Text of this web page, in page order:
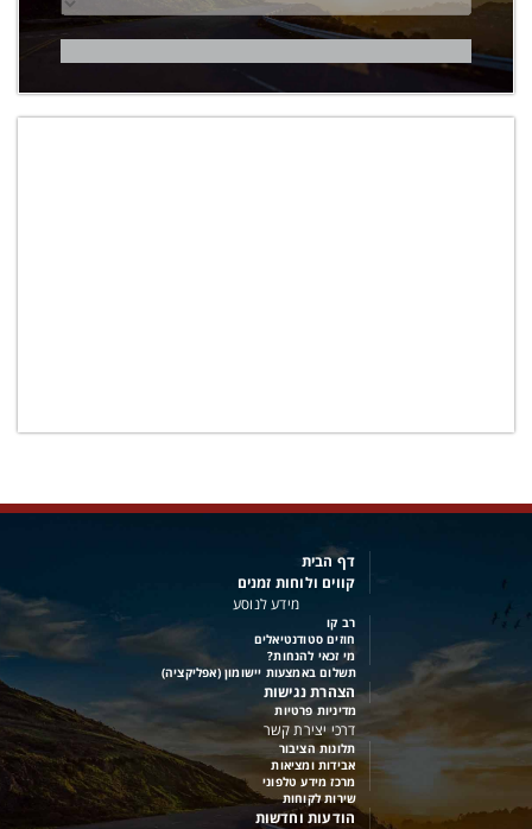
דף הבית
קווים ולוחות זמנים
מידע לנוסע
רב קו
חוזים סטודנטיאלים
מי זכאי להנחות?
תשלום באמצעות יישומון (אפליקציה)
הצהרת נגישות
מדיניות פרטיות
דרכי יצירת קשר
תלונות הציבור
אבידות ומציאות
מרכז מידע טלפוני
שירות לקוחות
הודעות וחדשות